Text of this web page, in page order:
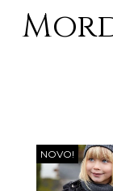
NOVO!